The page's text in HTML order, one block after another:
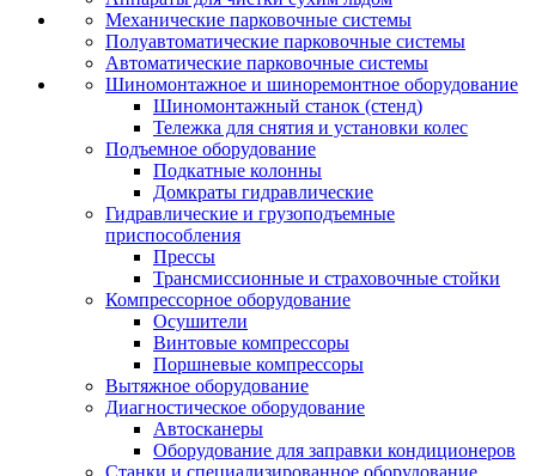
Механические парковочные системы
Полуавтоматические парковочные системы
Автоматические парковочные системы
Шиномонтажное и шиноремонтное оборудование
Шиномонтажный станок (стенд)
Тележка для снятия и установки колес
Подъемное оборудование
Подкатные колонны
Домкраты гидравлические
Гидравлические и грузоподъемные
приспособления
Прессы
Трансмиссионные и страховочные стойки
Компрессорное оборудование
Осушители
Винтовые компрессоры
Поршневые компрессоры
Вытяжное оборудование
Диагностическое оборудование
Автосканеры
Оборудование для заправки кондиционеров
Станки и специализированное оборудование